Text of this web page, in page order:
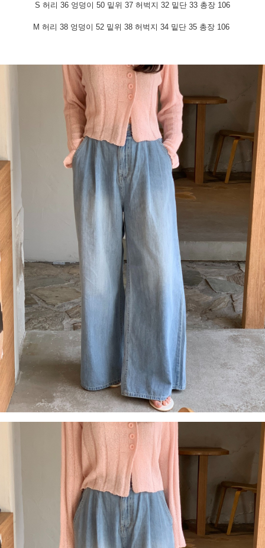
S 허리 36 엉덩이 50 밑위 37 허벅지 32 밑단 33 총장 106
M 허리 38 엉덩이 52 밑위 38 허벅지 34 밑단 35 총장 106